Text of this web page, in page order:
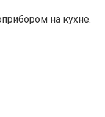
на кухне.